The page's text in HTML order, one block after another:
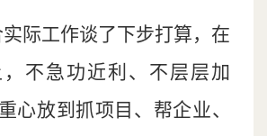
实际工作谈了下步打算，在
不急功近利、不层层加
心放到抓项目、帮企业、